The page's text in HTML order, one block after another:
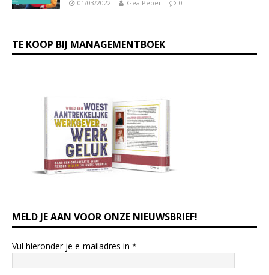
01/03/2022 Gea Peper 0
TE KOOP BIJ MANAGEMENTBOEK
MELD JE AAN VOOR ONZE NIEUWSBRIEF!
Vul hieronder je e-mailadres in *